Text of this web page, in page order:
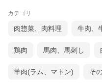
カテゴリ
肉惣菜、肉料理 牛肉、
鶏肉 馬肉、馬刺し
羊肉(ラム、マトン) そ